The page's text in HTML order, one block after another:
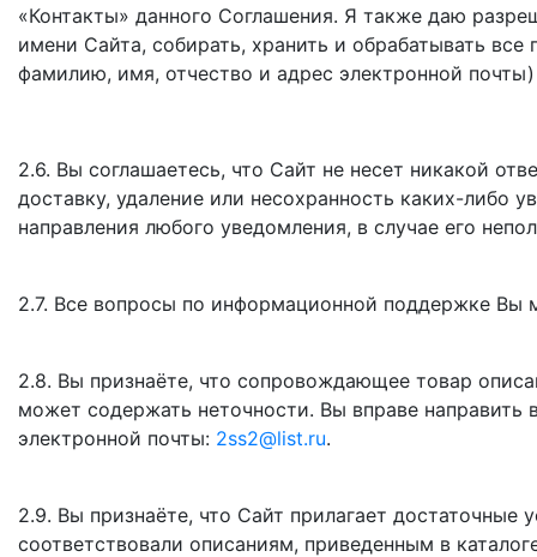
«Контакты» данного Соглашения. Я также даю
имени Сайта, собирать, хранить и обрабатывать
фамилию, имя, отчество и адрес электронной
2.6. Вы соглашаетесь, что Сайт не несет никакой
доставку, удаление или несохранность каких-либо
направления любого уведомления, в случае его
2.7. Все вопросы по информационной поддержке Вы
2.8. Вы признаёте, что сопровождающее товар
может содержать неточности. Вы вправе
электронной почты: 2ss2@list.ru.
2.9. Вы признаёте, что Сайт прилагает
соответствовали описаниям, приведенным в